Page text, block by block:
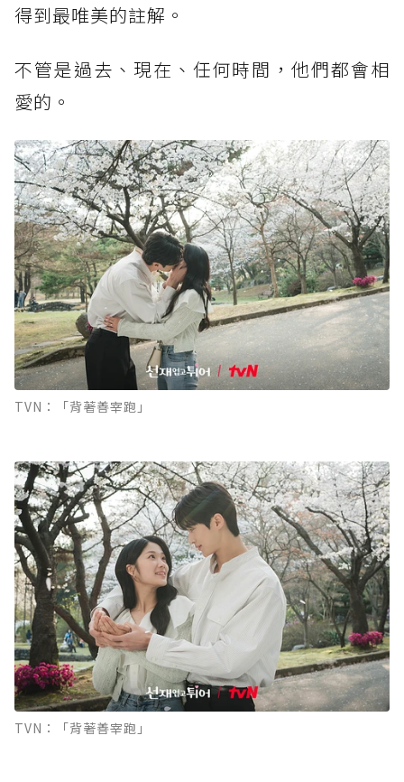
得到最唯美的註解。
不管是過去、現在、任何時間，他們都會相
愛的。
TVN：「背著善宰跑」
TVN：「背著善宰跑」